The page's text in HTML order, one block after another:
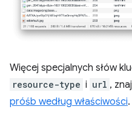
Więcej specjalnych słów
resource-type i url ,
próśb według właściwości.